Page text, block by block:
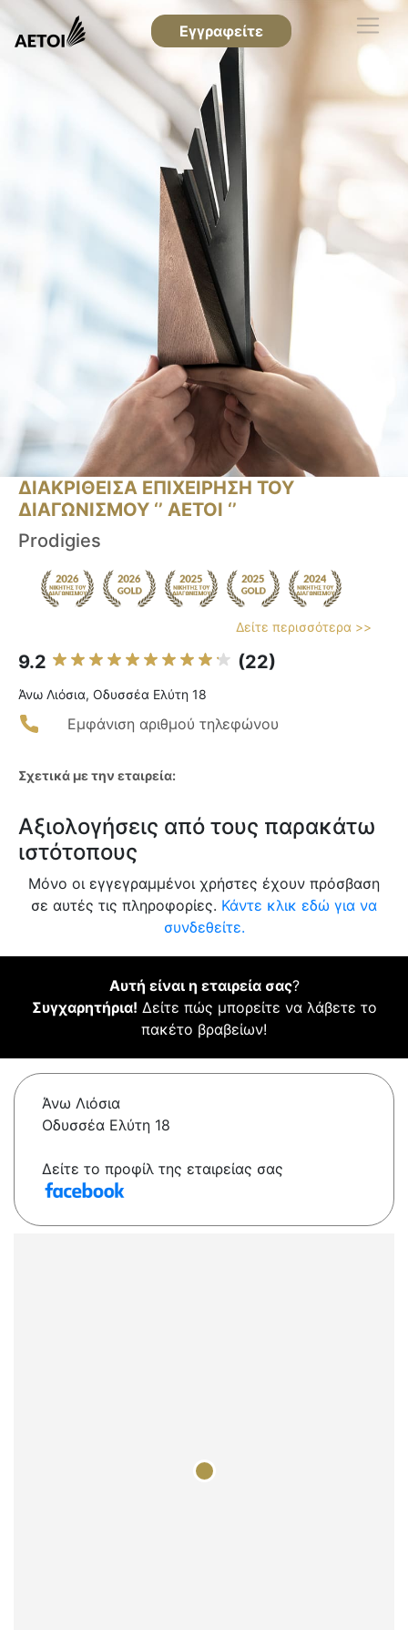
Εγγραφείτε
ΔΙΑΚΡΙΘΕΙΣΑ ΕΠΙΧΕΙΡΗΣΗ ΤΟΥ
ΔΙΑΓΩΝΙΣΜΟΥ ‘’ ΑΕΤΟΙ ‘’
Prodigies
Δείτε περισσότερα >>
9.2 (22)
Άνω Λιόσια, Οδυσσέα Ελύτη 18
Εμφάνιση αριθμού τηλεφώνου
Σχετικά με την εταιρεία:
Αξιολογήσεις από τους παρακάτω
ιστότοπους
Μόνο οι εγγεγραμμένοι χρήστες έχουν πρόσβαση
σε αυτές τις πληροφορίες. Κάντε κλικ εδώ για να
συνδεθείτε.
Αυτή είναι η εταιρεία σας?
Συγχαρητήρια! Δείτε πώς μπορείτε να λάβετε το
πακέτο βραβείων!
Άνω Λιόσια
Οδυσσέα Ελύτη 18
Δείτε το προφίλ της εταιρείας σας